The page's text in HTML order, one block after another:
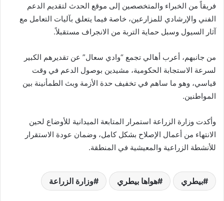
فريقاً من الخبراء والمتخصصين إلى موقع الحدث لتقديم الدعم
الفني والإرشادي للمزارعين، خاصة فيما يتعلق بآليات التعامل مع
آثار السيول وسبل حماية التربة من الانجراف مستقبلاً.
من جانبهم، أعرب أهالي تجمع “وادي سعال” عن تقديرهم الكبير
لسرعة الاستجابة الحكومية، مشيدين بوصول الدعم في وقت
قياسي، وهو ما ساهم في تخفيف حدة الأزمة وبث الطمأنينة بين
المواطنين.
وأكدت وزارة الزراعة استمرار المتابعة الميدانية للأوضاع لحين
الانتهاء من أعمال الإصلاح بشكل كامل، وضمان عودة الاستقرار
للأنشطة الزراعية والمعيشية في المنطقة.
بيطري هواها بيطري وزارة الزراعة